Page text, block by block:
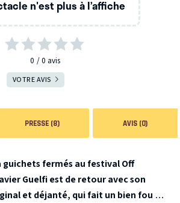
n'est plus à l’affiche
0 0 avis
VOTRE AVIS
PRESSE (8) AVIS (0)
guichets fermés au festival Off
Guelfi est de retour avec son
et déjanté, qui fait un bien fou !